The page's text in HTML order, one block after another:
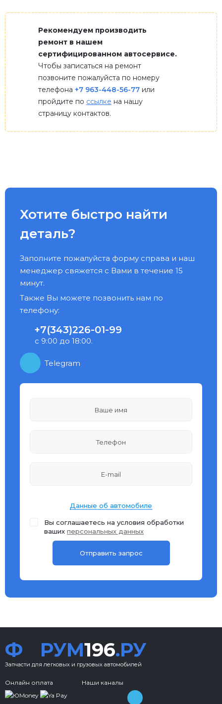
Рекомендуем производить
ремонт в нашем
сертифицированном автосервисе.
Чтобы записаться на ремонт
позвоните пожалуйста по номеру
телефона +7 963-448-56-77 или
пройдите по ссылке на нашу
страницу контактов.
Хотите быстро найти
деталь?
Заполните пожалуйста форму справа и наш
менеджер свяжется с Вами в течение 15
минут.
Также Вы можете позвонить нам по
телефону:
+7(343)226-01-99
с 9:00 до 18:00.
Telegram
Данные об автомобиле
Вы соглашаетесь на условия обработки
ваших персональных данных
Ф РУМ196.РУ
Запчасти для легковых и грузовых автомобилей
Онлайн оплата Наши каналы